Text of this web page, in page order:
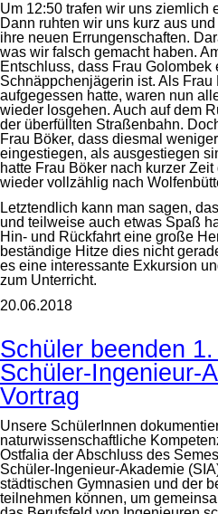
Um 12:50 trafen wir uns ziemlich
Dann ruhten wir uns kurz aus
ihre neuen Errungenschaften.
was wir falsch gemacht haben.
Entschluss, dass Frau Golombek
Schnäppchenjägerin ist. Als
aufgegessen hatte, waren nun
wieder losgehen. Auch auf dem
der überfüllten Straßenbahn.
Frau Böker, dass diesmal
eingestiegen, als ausgestiegen
hatte Frau Böker nach kurzer
wieder vollzählig nach
Letztendlich kann man sagen,
und teilweise auch etwas Spaß
Hin- und Rückfahrt eine große
beständige Hitze dies nicht
es eine interessante Exkursion
zum Unterricht.
20.06.2018
Schüler beenden
Schüler-Ingenieur-
Vortrag
Unsere SchülerInnen
naturwissenschaftliche
Ostfalia der Abschluss des
Schüler-Ingenieur-Akademie
städtischen Gymnasien und der
teilnehmen können, um